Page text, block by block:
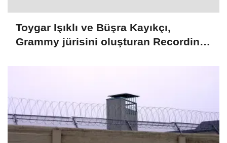
Toygar Işıklı ve Büşra Kayıkçı,
Grammy jürisini oluşturan Recording